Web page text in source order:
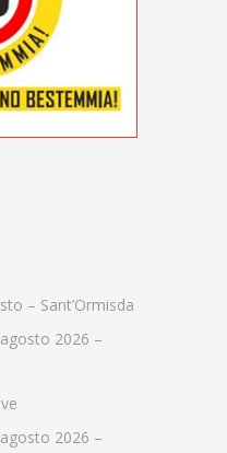
– Sant’Ormisda
2026 –
2026 –